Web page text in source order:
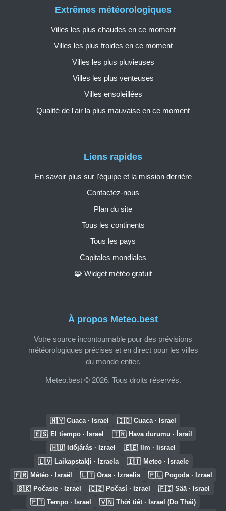
À propos Meteo.best
Votre source incontournable pour des prévisions
météorologiques précises et en direct pour les villes
du monde entier.
Meteo.best © 2026. Tous droits réservés.
Liens rapides
En savoir plus sur l'équipe et la mission derrière
Contactez-nous
Plan du site
Tous les continents
Tous les pays
Capitales mondiales
🧩 Widget météo gratuit
Extrêmes météorologiques
Villes les plus chaudes en ce moment
Villes les plus froides en ce moment
Villes les plus pluvieuses
Villes les plus venteuses
Villes ensoleillées
Qualité de l'air la plus mauvaise en ce moment
🇲🇾 Cuaca · Israel 🇮🇩 Cuaca · Israel
🇪🇸 El tiempo · Israel 🇹🇷 Hava durumu · İsrail
🇭🇺 Időjárás · Izrael 🇪🇪 Ilm · Iisrael
🇱🇻 Laikapstākļi · Izraēla 🇮🇹 Meteo · Israele
🇫🇷 Météo · Israël 🇱🇹 Oras · Izraelis 🇵🇱 Pogoda · Izrael
🇸🇰 Počasie · Izrael 🇨🇿 Počasí · Izrael 🇫🇮 Sää · Israel
🇵🇹 Tempo · Israel 🇻🇳 Thời tiết · Israel (Do Thái)